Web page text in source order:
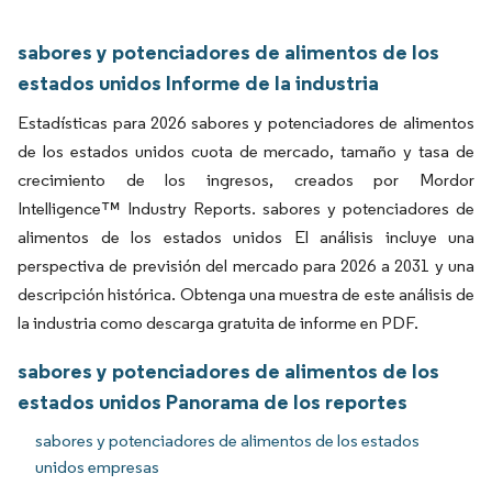
sabores y potenciadores de alimentos de los
estados unidos Informe de la industria
Estadísticas para 2026 sabores y potenciadores de alimentos
de los estados unidos cuota de mercado, tamaño y tasa de
crecimiento de los ingresos, creados por Mordor
Intelligence™ Industry Reports. sabores y potenciadores de
alimentos de los estados unidos El análisis incluye una
perspectiva de previsión del mercado para 2026 a 2031 y una
descripción histórica. Obtenga una muestra de este análisis de
la industria como descarga gratuita de informe en PDF.
sabores y potenciadores de alimentos de los
estados unidos Panorama de los reportes
sabores y potenciadores de alimentos de los estados
unidos empresas